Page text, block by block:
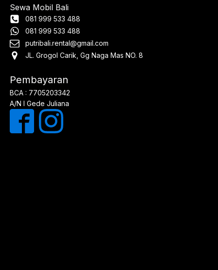
Sewa Mobil Bali
081 999 533 488
081 999 533 488
putribali.rental@gmail.com
JL. Grogol Carik, Gg Naga Mas NO. 8
Pembayaran
BCA : 7705203342
A/N I Gede Juliana